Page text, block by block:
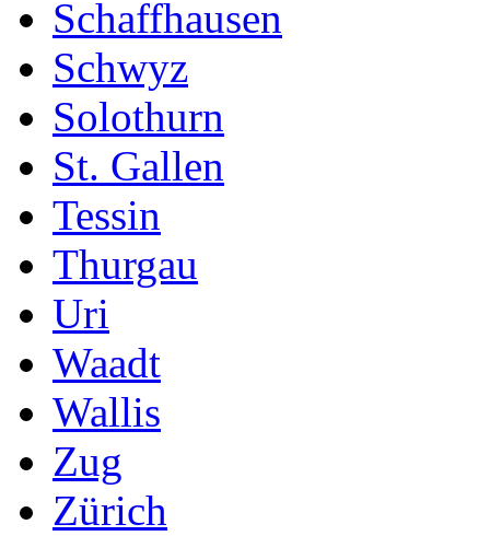
Schaffhausen
Schwyz
Solothurn
St. Gallen
Tessin
Thurgau
Uri
Waadt
Wallis
Zug
Zürich